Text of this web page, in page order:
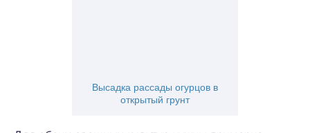
Высадка рассады огурцов в
открытый грунт